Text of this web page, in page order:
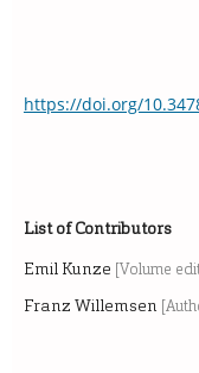
https://doi.org/
List of Contributors
Emil Kunze [Volume
Franz Willemsen